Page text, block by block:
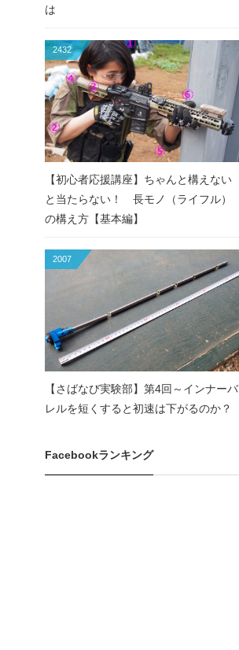
は
2432
【初心者応援講座】ちゃんと構えない
と当たらない！ 長モノ（ライフル）
の構え方【基本編】
2007
【さばなび実験部】第4回～インナーバ
レルを短くすると初速は下がるのか？
Facebookランキング